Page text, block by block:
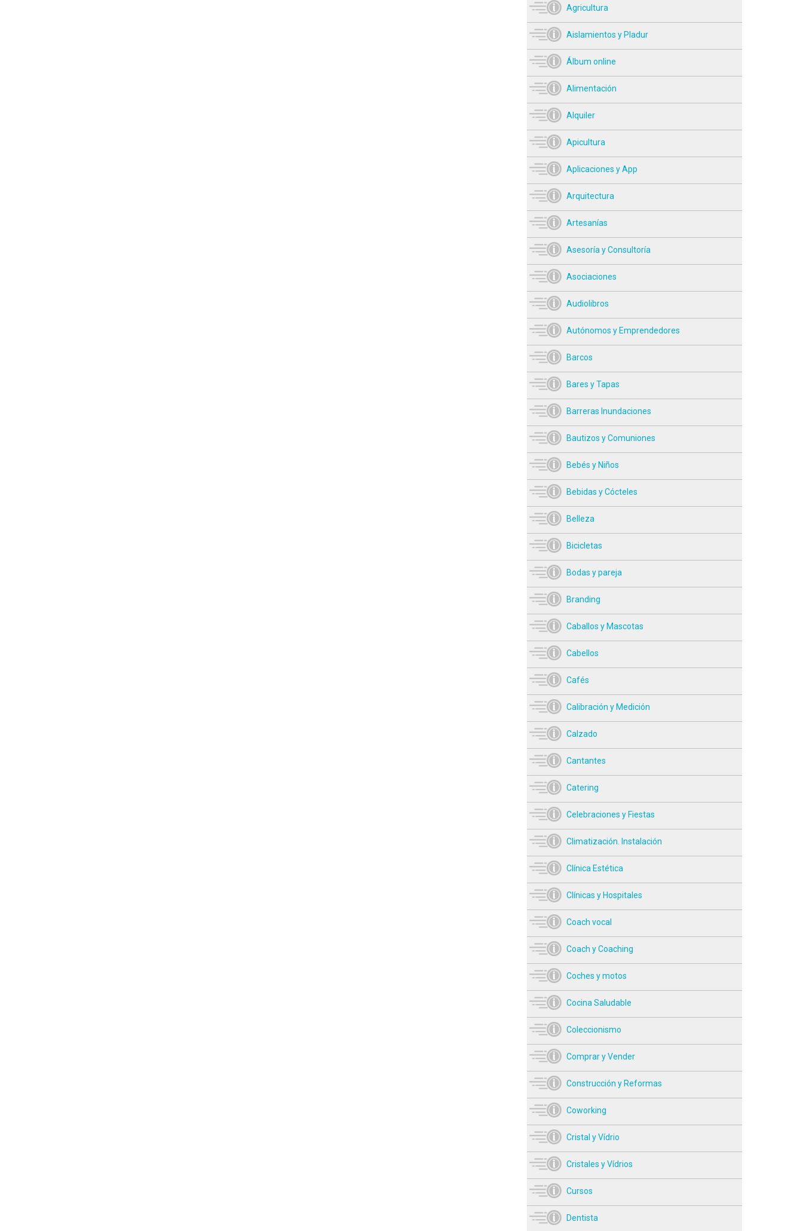
Agricultura
Aislamientos y Pladur
Álbum online
Alimentación
Alquiler
Apicultura
Aplicaciones y App
Arquitectura
Artesanías
Asesoría y Consultoría
Asociaciones
Audiolibros
Autónomos y Emprendedores
Barcos
Bares y Tapas
Barreras Inundaciones
Bautizos y Comuniones
Bebés y Niños
Bebidas y Cócteles
Belleza
Bicicletas
Bodas y pareja
Branding
Caballos y Mascotas
Cabellos
Cafés
Calibración y Medición
Calzado
Cantantes
Catering
Celebraciones y Fiestas
Climatización. Instalación
Clínica Estética
Clínicas y Hospitales
Coach vocal
Coach y Coaching
Coches y motos
Cocina Saludable
Coleccionismo
Comprar y Vender
Construcción y Reformas
Coworking
Cristal y Vídrio
Cristales y Vídrios
Cursos
Dentista